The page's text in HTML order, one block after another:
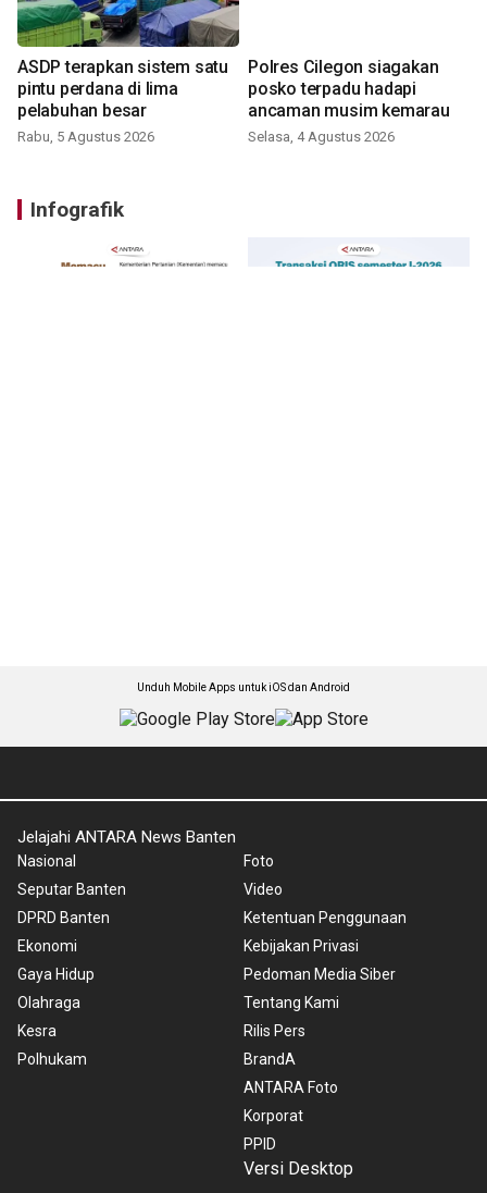
ASDP terapkan sistem satu
pintu perdana di lima
pelabuhan besar
Rabu, 5 Agustus 2026
Polres Cilegon siagakan
posko terpadu hadapi
ancaman musim kemarau
Selasa, 4 Agustus 2026
Infografik
Unduh Mobile Apps untuk iOS dan Android
Jelajahi ANTARA News Banten
Nasional
Seputar Banten
DPRD Banten
Ekonomi
Gaya Hidup
Olahraga
Kesra
Polhukam
Foto
Video
Ketentuan Penggunaan
Kebijakan Privasi
Pedoman Media Siber
Tentang Kami
Rilis Pers
BrandA
ANTARA Foto
Korporat
PPID
Versi Desktop